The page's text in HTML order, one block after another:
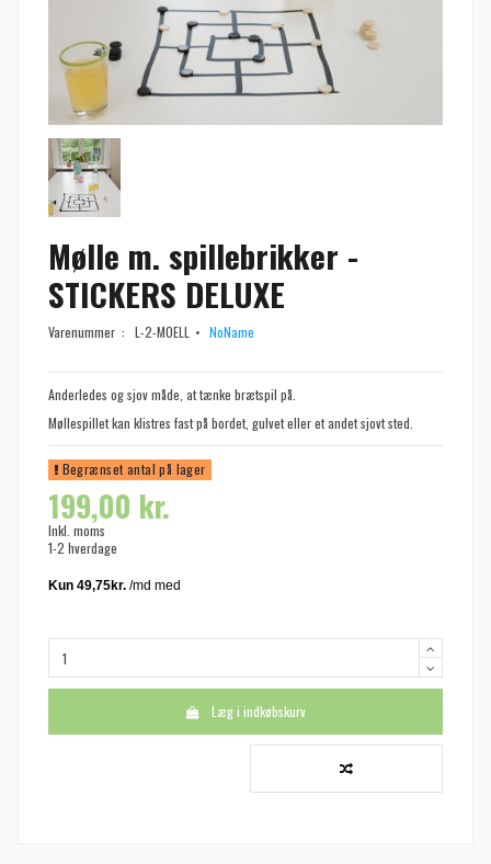
Mølle m. spillebrikker -
STICKERS DELUXE
Varenummer : L-2-MOELL NoName
Anderledes og sjov måde, at tænke brætspil på.
Møllespillet kan klistres fast på bordet, gulvet eller et andet sjovt sted.
Begrænset antal på lager
199,00 kr.
Inkl. moms
1-2 hverdage
Læg i indkøbskurv